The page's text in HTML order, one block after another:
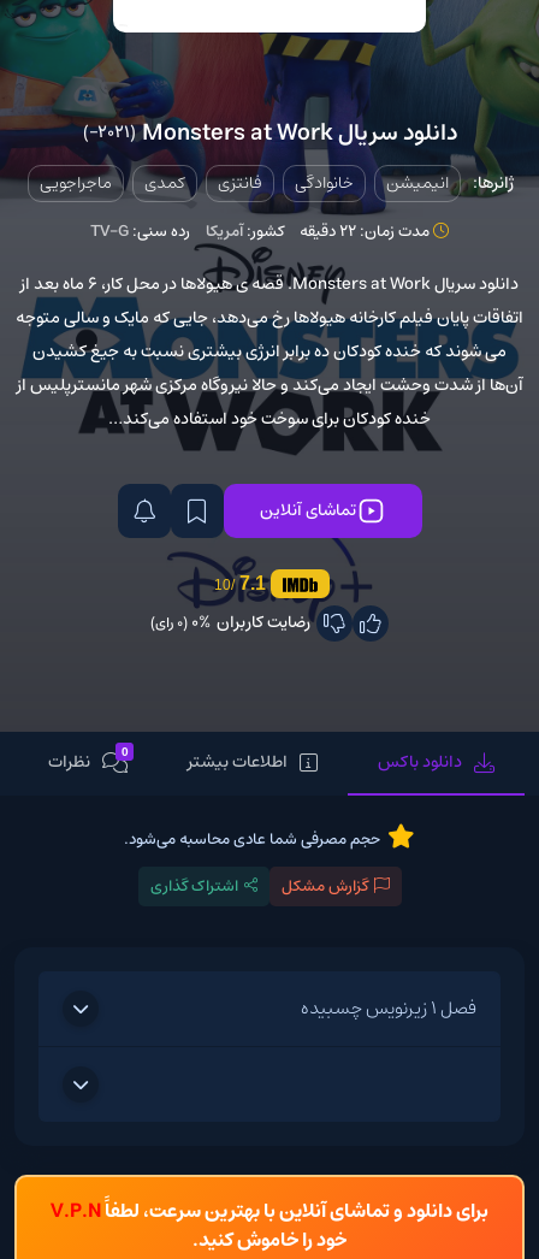
دانلود سریال Monsters at Work
(2021–)
ژانرها:
انیمیشن خانوادگی فانتزی کمدی ماجراجویی
مدت زمان: 22 دقیقه کشور:آمریکا رده سنی:TV-G
دانلود سریال Monsters at Work. قصه ی هیولاها در محل کار، ۶ ماه بعد از
اتفاقات پایان فیلم کارخانه هیولاها رخ می‌دهد، جایی که مایک و سالی متوجه
می شوند که خنده کودکان ده برابر انرژی بیشتری نسبت به جیغ کشیدن
آن‌ها از شدت وحشت ایجاد می‌کند و حالا نیروگاه مرکزی شهر مانسترپلیس از
خنده کودکان برای سوخت خود استفاده می‌کند…
تماشای آنلاین
7.1
/10
رضایت کاربران 0%(0 رای)
دانلود باکس اطلاعات بیشتر 0 نظرات
حجم مصرفی شما عادی محاسبه می‌شود.
گزارش مشکل
اشتراک گذاری
فصل 1 زیرنویس چسبیده
برای دانلود و تماشای آنلاین با بهترین سرعت، لطفاًV.P.N
خود را خاموش کنید.